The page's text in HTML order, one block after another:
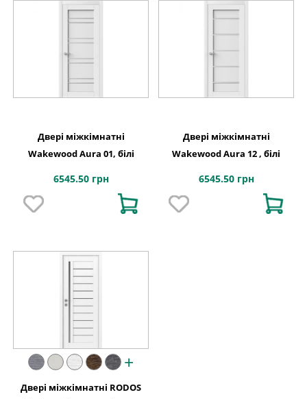
Двері міжкімнатні
Wakewood Aura 01, білі
6545.50 грн
Двері міжкімнатні
Wakewood Aura 12 , білі
6545.50 грн
+
Двері міжкімнатні RODOS